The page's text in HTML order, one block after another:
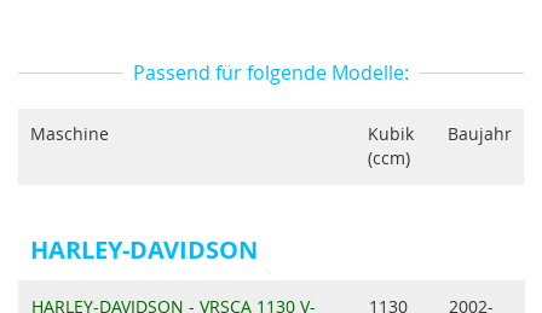
Passend für folgende Modelle:
Maschine
Kubik
(ccm)
Baujahr
HARLEY-DAVIDSON
HARLEY-DAVIDSON - VRSCA 1130 V- 1130 2002-